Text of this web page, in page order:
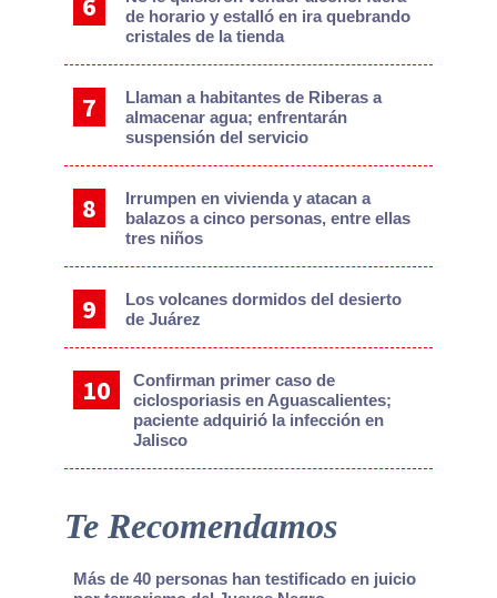
de horario y estalló en ira quebrando
cristales de la tienda
Llaman a habitantes de Riberas a
almacenar agua; enfrentarán
suspensión del servicio
Irrumpen en vivienda y atacan a
balazos a cinco personas, entre ellas
tres niños
Los volcanes dormidos del desierto
de Juárez
Confirman primer caso de
ciclosporiasis en Aguascalientes;
paciente adquirió la infección en
Jalisco
Te Recomendamos
Más de 40 personas han testificado en juicio